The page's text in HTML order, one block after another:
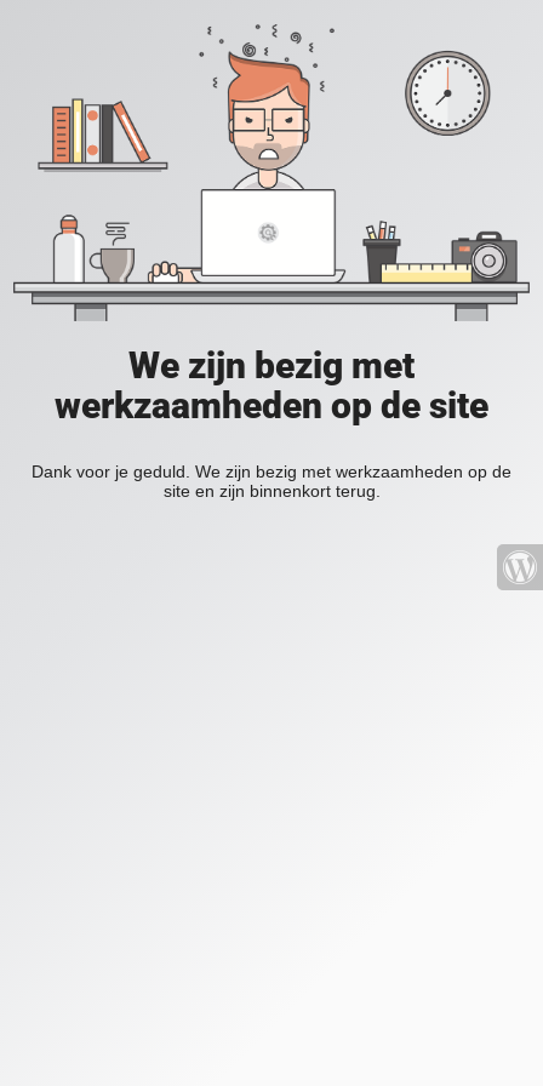
We zijn bezig met
werkzaamheden op de site
Dank voor je geduld. We zijn bezig met werkzaamheden op de
site en zijn binnenkort terug.